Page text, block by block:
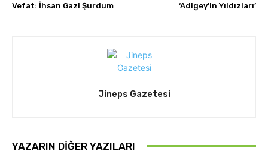
Vefat: İhsan Gazi Şurdum ‘Adigey’in Yıldızları’
Jineps Gazetesi
YAZARIN DIĞER YAZILARI